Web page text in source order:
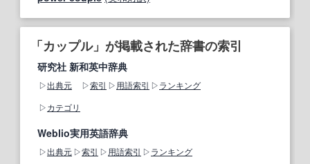
「カップル」が掲載された辞書の索引
研究社 新和英中辞典
出典元 索引 用語索引
ランキング
カテゴリ
Weblio実用英語辞典
出典元 索引 用語索引 ランキング